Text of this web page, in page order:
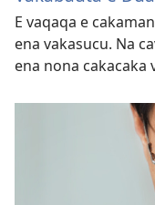
E vaqaqa e
ena vakasucu. Na
ena nona cakacaka